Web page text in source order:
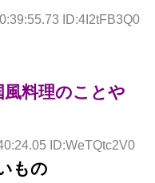
ID:4I2tFB3Q0
料理のことや
ID:WeTQtc2V0
もの